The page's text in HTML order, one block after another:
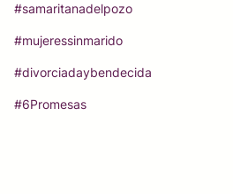
#samaritanadelpozo
#mujeressinmarido
#divorciadaybendecida
#6Promesas